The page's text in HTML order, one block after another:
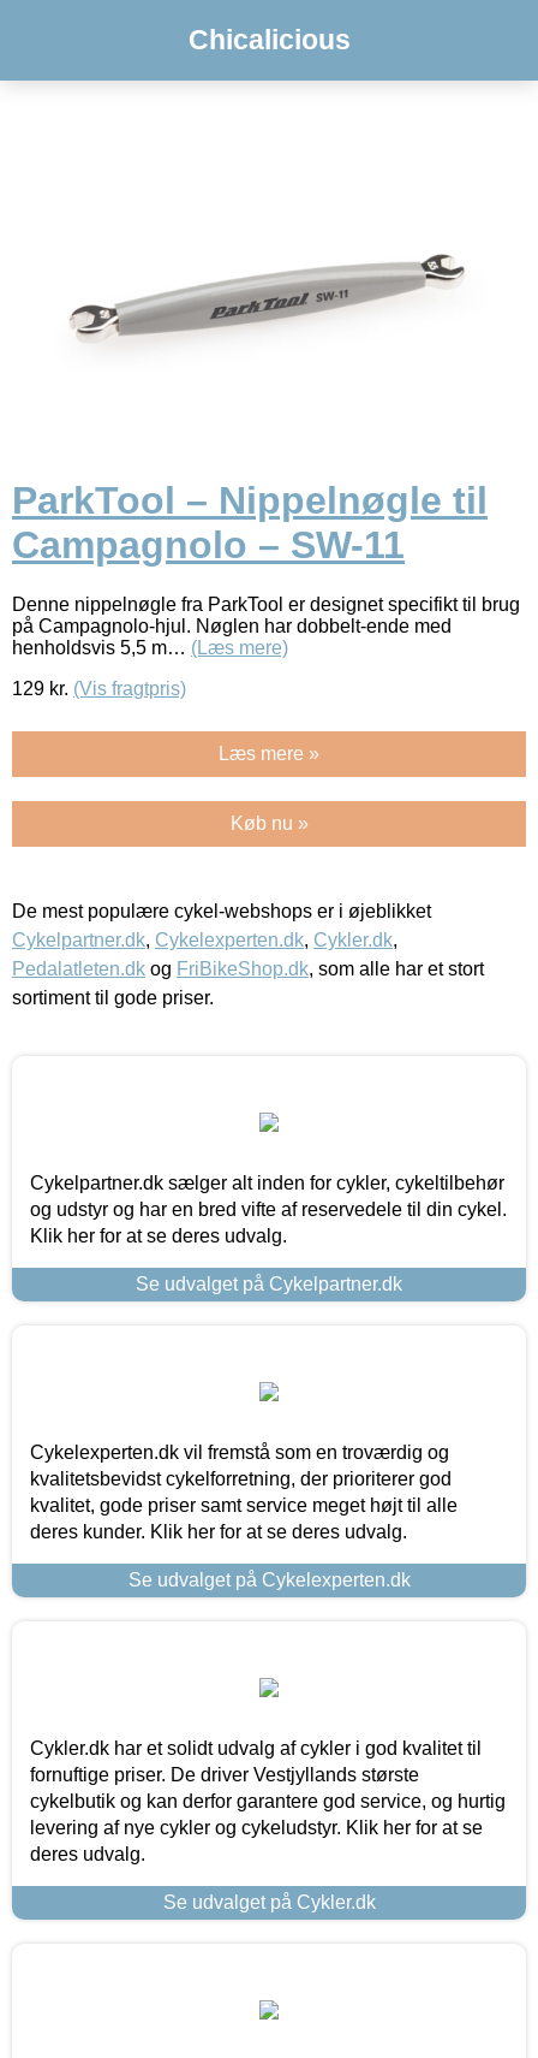
Chicalicious
ParkTool – Nippelnøgle til
Campagnolo – SW-11
Denne nippelnøgle fra ParkTool er designet specifikt til brug
på Campagnolo-hjul. Nøglen har dobbelt-ende med
henholdsvis 5,5 m… (Læs mere)
129 kr. (Vis fragtpris)
Læs mere »
Køb nu »
De mest populære cykel-webshops er i øjeblikket
Cykelpartner.dk, Cykelexperten.dk, Cykler.dk,
Pedalatleten.dk og FriBikeShop.dk, som alle har et stort
sortiment til gode priser.
Cykelpartner.dk sælger alt inden for cykler, cykeltilbehør
og udstyr og har en bred vifte af reservedele til din cykel.
Klik her for at se deres udvalg.
Se udvalget på Cykelpartner.dk
Cykelexperten.dk vil fremstå som en troværdig og
kvalitetsbevidst cykelforretning, der prioriterer god
kvalitet, gode priser samt service meget højt til alle
deres kunder. Klik her for at se deres udvalg.
Se udvalget på Cykelexperten.dk
Cykler.dk har et solidt udvalg af cykler i god kvalitet til
fornuftige priser. De driver Vestjyllands største
cykelbutik og kan derfor garantere god service, og hurtig
levering af nye cykler og cykeludstyr. Klik her for at se
deres udvalg.
Se udvalget på Cykler.dk